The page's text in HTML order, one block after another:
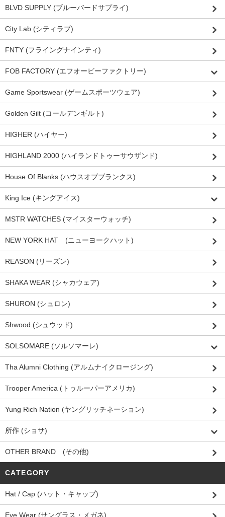
BLVD SUPPLY (ブルーバードサプライ)
City Lab (シティラブ)
FNTY (フライングナインティ)
FOB FACTORY (エフオービーファクトリー)
Game Sportswear (ゲームスポーツウェア)
Golden Gilt (コールデンギルト)
HIGHER (ハイヤー)
HIGHLAND 2000 (ハイランドトゥーサウザンド)
House Of Blanks (ハウスオブブランクス)
King Ice (キングアイス)
MSTR WATCHES (マイスターウォッチ)
NEW YORK HAT (ニューヨークハット)
REASON (リーズン)
SHAKA WEAR (シャカウェア)
SHURON (シュロン)
Shwood (シュウッド)
SOLSOMARE (ソルソマーレ)
Tha Alumni Clothing (アルムナイクロージング)
Trooper America (トゥルーパーアメリカ)
Yung Rich Nation (ヤングリッチネーション)
所作 (ショサ)
OTHER BRAND (その他)
CATEGORY
Hat / Cap (ハット・キャップ)
Eye Wear (サングラス・メガネ)